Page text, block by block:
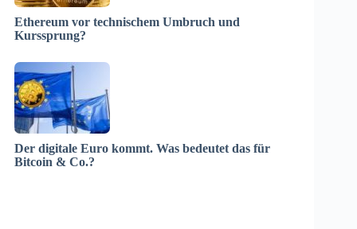
Ethereum vor technischem Umbruch und
Kurssprung?
Der digitale Euro kommt. Was bedeutet das für
Bitcoin & Co.?